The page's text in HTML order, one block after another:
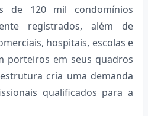
de 120 mil condomínios
registrados, além de
hospitais, escolas e
porteiros em seus quadros
cria uma demanda
qualificados para a